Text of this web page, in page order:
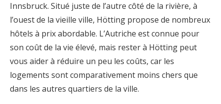
Innsbruck. Situé juste de l’autre côté de la rivière, à
l’ouest de la vieille ville, Hötting propose de nombreux
hôtels à prix abordable. L’Autriche est connue pour
son coût de la vie élevé, mais rester à Hötting peut
vous aider à réduire un peu les coûts, car les
logements sont comparativement moins chers que
dans les autres quartiers de la ville.